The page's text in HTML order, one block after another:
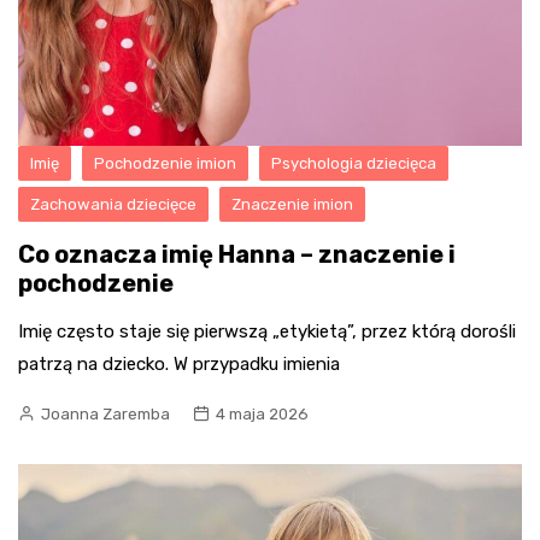
Imię Pochodzenie imion Psychologia dziecięca
Zachowania dziecięce Znaczenie imion
Co oznacza imię Hanna – znaczenie i
pochodzenie
Imię często staje się pierwszą „etykietą”, przez którą dorośli
patrzą na dziecko. W przypadku imienia
Joanna Zaremba 4 maja 2026